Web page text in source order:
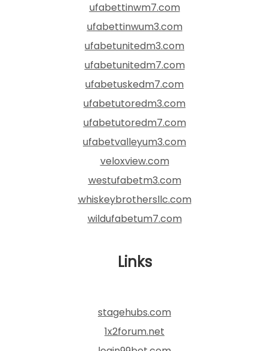
ufabettinwm7.com
ufabettinwum3.com
ufabetunitedm3.com
ufabetunitedm7.com
ufabetuskedm7.com
ufabetutoredm3.com
ufabetutoredm7.com
ufabetvalleyum3.com
veloxview.com
westufabetm3.com
whiskeybrothersllc.com
wildufabetum7.com
Links
stagehubs.com
1x2forum.net